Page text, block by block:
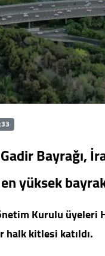
Bayrağı,
yüksek
Kurulu üyeleri
halk kitlesi katıldı.